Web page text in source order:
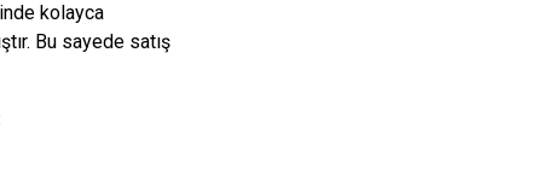
kolayca
Bu sayede satış